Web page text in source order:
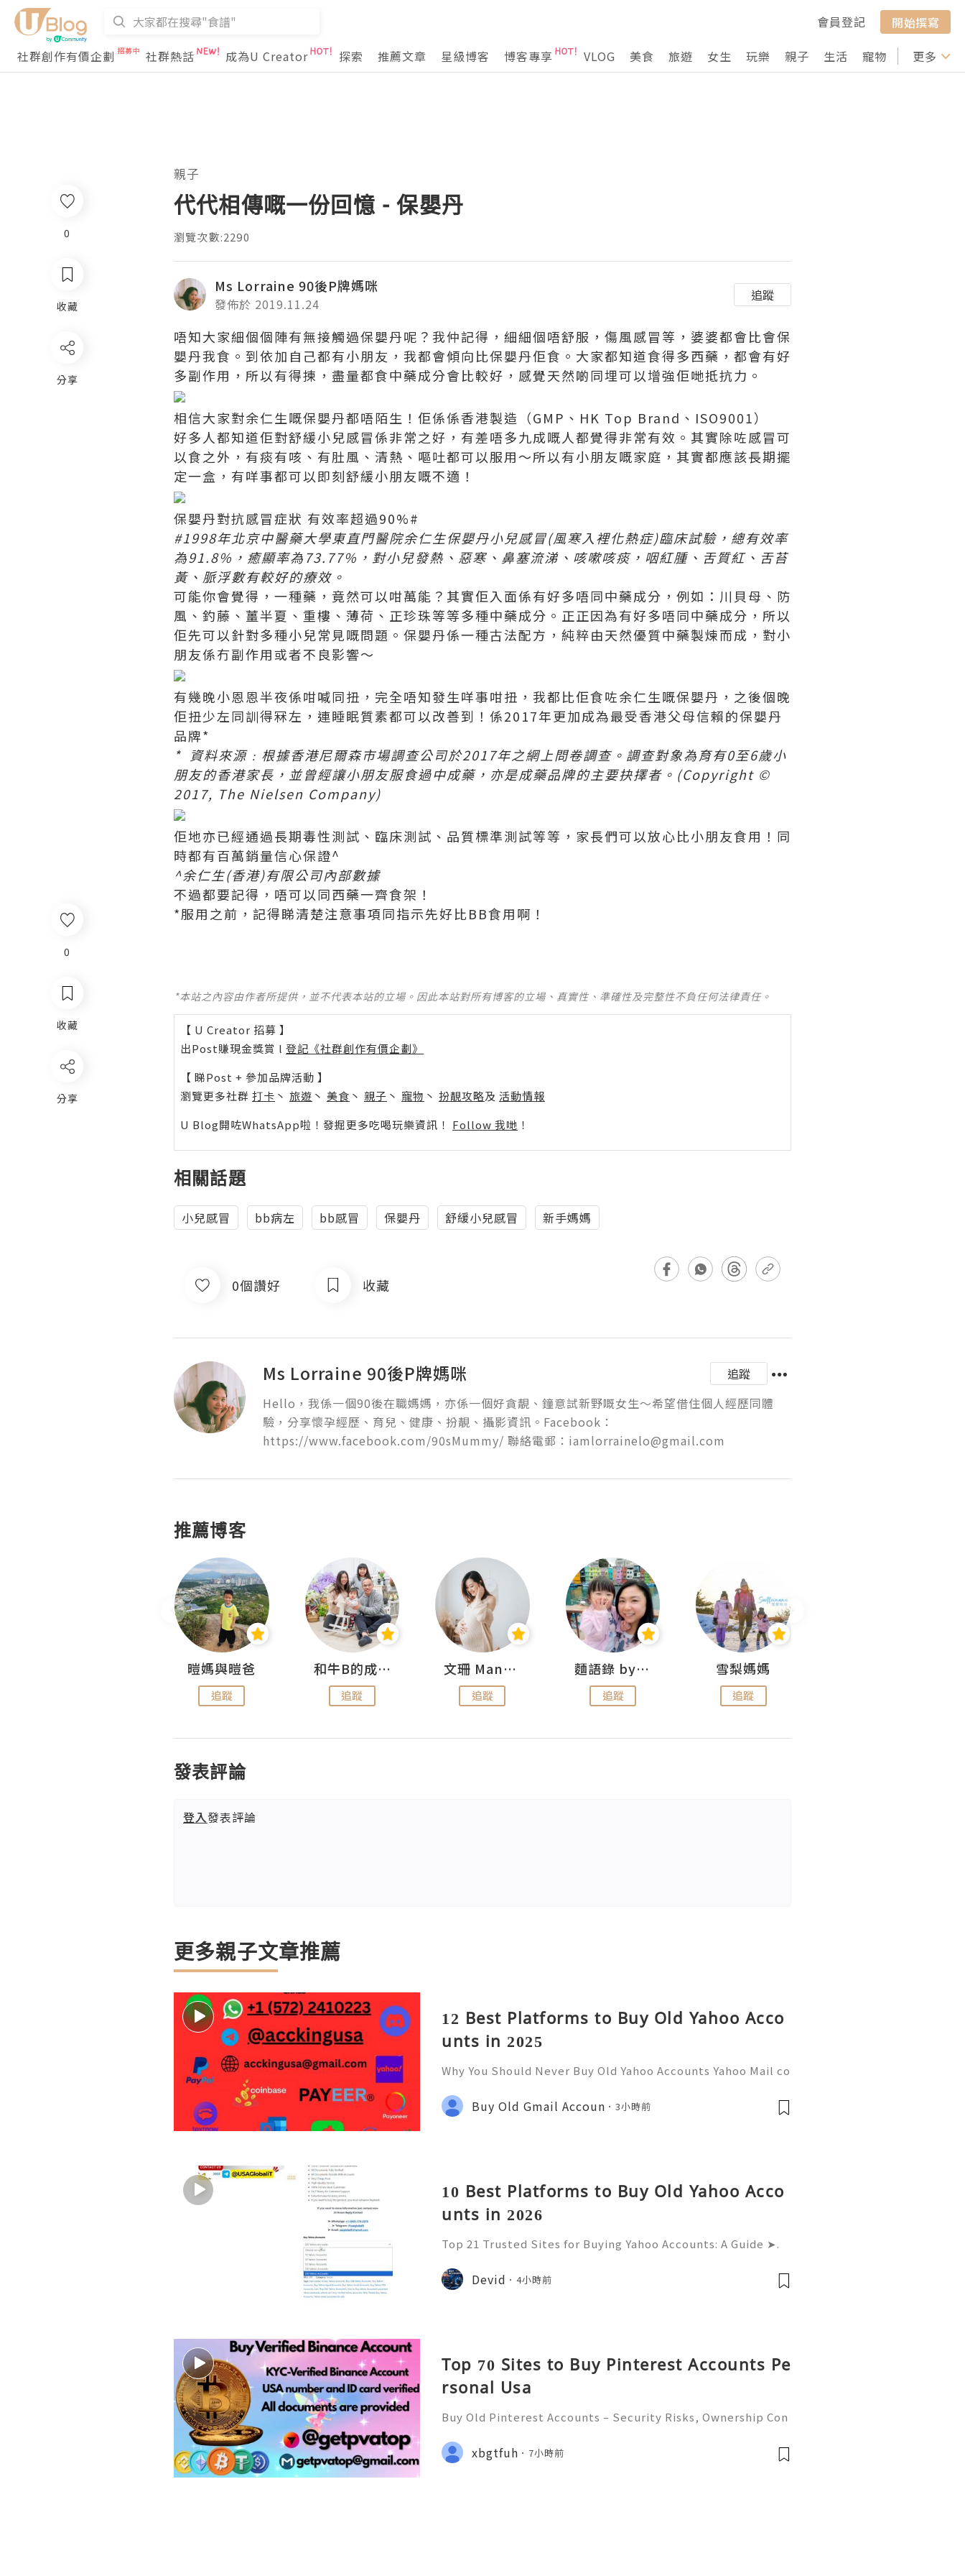
會員登記
開始撰寫
社群創作有價企劃
社群熱話 成為U Creator 探索 推薦文章 星級博客 博客專享 VLOG 美食 旅遊 女生 玩樂 親子 生活 寵物 行山 打卡
更多
0
收藏
分享
親子
代代相傳嘅一份回憶 - 保嬰丹
瀏覽次數:2290
Ms Lorraine 90後P牌媽咪
發佈於 2019.11.24
追蹤
唔知大家細個個陣有無接觸過保嬰丹呢？我仲記得，細細個唔舒服，傷風感冒等，婆婆都會比會保
嬰丹我食。到依加自己都有小朋友，我都會傾向比保嬰丹佢食。大家都知道食得多西藥，都會有好
多副作用，所以有得揀，盡量都食中藥成分會比較好，感覺天然啲同埋可以增強佢哋抵抗力。
相信大家對余仁生嘅保嬰丹都唔陌生！佢係係香港製造（GMP、HK Top Brand、ISO9001）
好多人都知道佢對舒緩小兒感冒係非常之好，有差唔多九成嘅人都覺得非常有效。其實除咗感冒可
以食之外，有痰有咳、有肚風、清熱、嘔吐都可以服用～所以有小朋友嘅家庭，其實都應該長期擺
定一盒，有咩事都可以即刻舒緩小朋友嘅不適！
保嬰丹對抗感冒症狀 有效率超過90%#
#1998年北京中醫藥大學東直門醫院余仁生保嬰丹小兒感冒(風寒入裡化熱症)臨床試驗，總有效率
為91.8%，癒顯率為73.77%，對小兒發熱、惡寒、鼻塞流涕、咳嗽咳痰，咽紅腫、舌質紅、舌苔
黃、脈浮數有較好的療效。
可能你會覺得，一種藥，竟然可以咁萬能？其實佢入面係有好多唔同中藥成分，例如：川貝母、防
風、釣藤、薑半夏、重樓、薄荷、正珍珠等等多種中藥成分。正正因為有好多唔同中藥成分，所以
佢先可以針對多種小兒常見嘅問題。保嬰丹係一種古法配方，純粹由天然優質中藥製煉而成，對小
朋友係冇副作用或者不良影響～
有幾晚小恩恩半夜係咁喊同扭，完全唔知發生咩事咁扭，我都比佢食咗余仁生嘅保嬰丹，之後個晚
佢扭少左同訓得冧左，連睡眠質素都可以改善到！係2017年更加成為最受香港父母信賴的保嬰丹
品牌*
* 資料來源﹕根據香港尼爾森市場調查公司於2017年之網上問卷調查。調查對象為育有0至6歲小
朋友的香港家長，並曾經讓小朋友服食過中成藥，亦是成藥品牌的主要抉擇者。(Copyright ©
2017, The Nielsen Company)
佢地亦已經通過長期毒性測試、臨床測試、品質標準測試等等，家長們可以放心比小朋友食用！同
時都有百萬銷量信心保證^
^余仁生(香港)有限公司內部數據
不過都要記得，唔可以同西藥一齊食架！
*服用之前，記得睇清楚注意事項同指示先好比BB食用啊！
*本站之內容由作者所提供，並不代表本站的立場。因此本站對所有博客的立場、真實性、準確性及完整性不負任何法律責任。
【 U Creator 招募 】
出Post賺現金獎賞 l 登記《社群創作有價企劃》
【 睇Post + 參加品牌活動 】
瀏覽更多社群 打卡 丶 旅遊 丶 美食 丶 親子 丶 寵物 丶 扮靚攻略及 活動情報
U Blog開咗WhatsApp啦！發掘更多吃喝玩樂資訊！ Follow 我哋 ！
相關話題
小兒感冒 bb病左 bb感冒 保嬰丹 舒緩小兒感冒 新手媽媽
0個讚好 收藏
Ms Lorraine 90後P牌媽咪
追蹤
Hello，我係一個90後在職媽媽，亦係一個好貪靚、鐘意試新野嘅女生～希望借住個人經歷同體
驗，分享懷孕經歷、育兒、健康、扮靚、攝影資訊。Facebook：
https://www.facebook.com/90sMummy/ 聯絡電郵：iamlorrainelo@gmail.com
推薦博客
暟媽與暟爸
追蹤
和牛B的成長日記
追蹤
文珊 ManShan
追蹤
麵語錄 by Aminn
追蹤
雪梨媽媽
追蹤
發表評論
登入發表評論
更多親子文章推薦
12 Best Platforms to Buy Old Yahoo Acco
unts in 2025
Why You Should Never Buy Old Yahoo Accounts Yahoo Mail co
onal communication, business correspondence, and online a
ccount recovery. Because of
Buy Old Gmail Accoun 3小時前
10 Best Platforms to Buy Old Yahoo Acco
unts in 2026
Top 21 Trusted Sites for Buying Yahoo Accounts: A Guide ➤.
➤ Email: usaglobalit@gmail.com ➤.➤.........➤.➤..........➤.➤......
Devid 4小時前
Top 70 Sites to Buy Pinterest Accounts Pe
rsonal Usa
Buy Old Pinterest Accounts – Security Risks, Ownership Con
NSTANT REPLY GUARANTEED ✨🔥⚡️🌐 ⚡️📱💬🚀 Telegram: @ge
tpvatop ⚡️📢👤🔔 Telegram Username: @g
xbgtfuh 7小時前
0
收藏
分享